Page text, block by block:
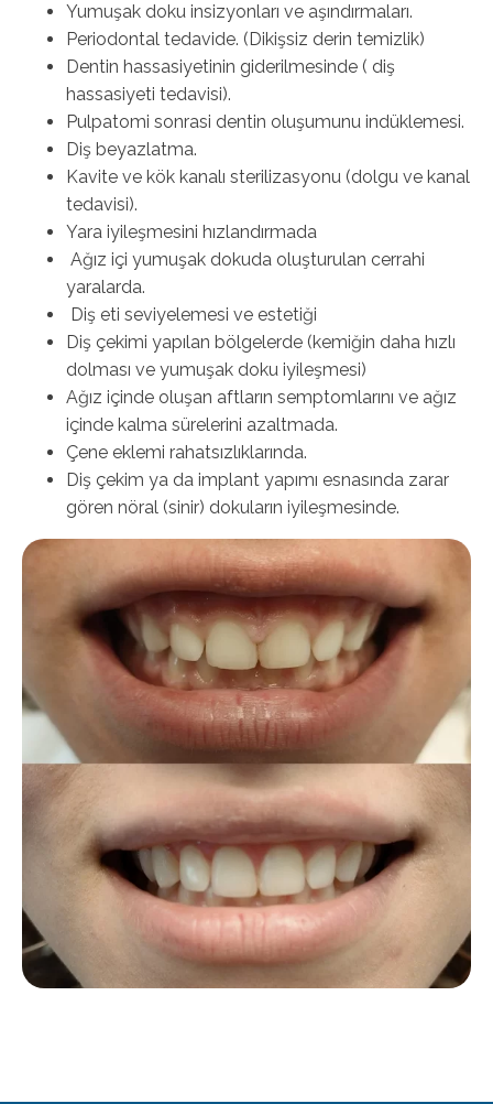
Yumuşak doku insizyonları ve aşındırmaları.
Periodontal tedavide. (Dikişsiz derin temizlik)
Dentin hassasiyetinin giderilmesinde ( diş
hassasiyeti tedavisi).
Pulpatomi sonrasi dentin oluşumunu indüklemesi.
Diş beyazlatma.
Kavite ve kök kanalı sterilizasyonu (dolgu ve kanal
tedavisi).
Yara iyileşmesini hızlandırmada
Ağız içi yumuşak dokuda oluşturulan cerrahi
yaralarda.
Diş eti seviyelemesi ve estetiği
Diş çekimi yapılan bölgelerde (kemiğin daha hızlı
dolması ve yumuşak doku iyileşmesi)
Ağız içinde oluşan aftların semptomlarını ve ağız
içinde kalma sürelerini azaltmada.
Çene eklemi rahatsızlıklarında.
Diş çekim ya da implant yapımı esnasında zarar
gören nöral (sinir) dokuların iyileşmesinde.